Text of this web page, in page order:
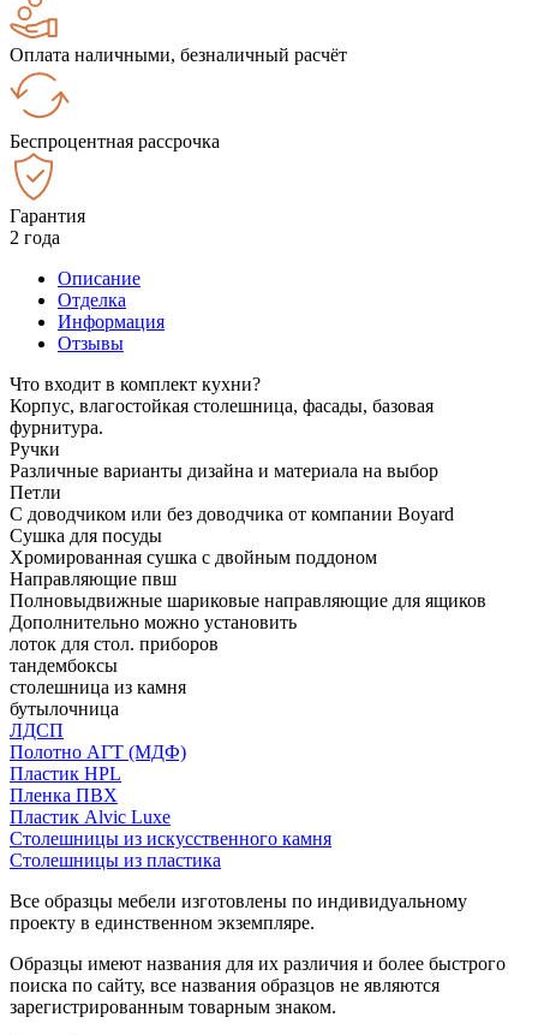
Оплата наличными, безналичный расчёт
Беспроцентная рассрочка
Гарантия
2 года
Описание
Отделка
Информация
Отзывы
Что входит в комплект кухни?
Корпус, влагостойкая столешница, фасады, базовая
фурнитура.
Ручки
Различные варианты дизайна и материала на выбор
Петли
С доводчиком или без доводчика от компании Boyard
Сушка для посуды
Хромированная сушка с двойным поддоном
Направляющие пвш
Полновыдвижные шариковые направляющие для ящиков
Дополнительно можно установить
лоток для стол. приборов
тандембоксы
столешница из камня
бутылочница
ЛДСП
Полотно АГТ (МДФ)
Пластик HPL
Пленка ПВХ
Пластик Alvic Luxe
Столешницы из искусственного камня
Столешницы из пластика
Все образцы мебели изготовлены по индивидуальному
проекту в единственном экземпляре.
Образцы имеют названия для их различия и более быстрого
поиска по сайту, все названия образцов не являются
зарегистрированным товарным знаком.